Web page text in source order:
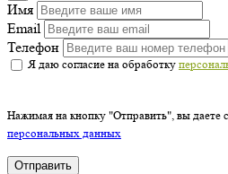
Имя
Email
Телефон
Я даю согласие на обработку
Нажимая на кнопку "Отправить", вы даете
персональных данных
Отправить